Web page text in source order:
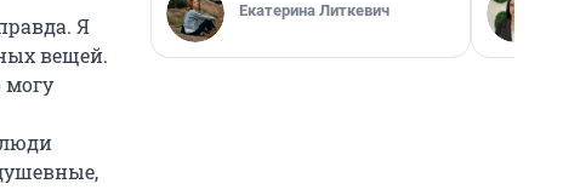
Я
вещей.
могу
люди
Екатерина Литкевич